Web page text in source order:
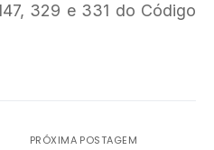
329 e 331 do Código
PRÓXIMA POSTAGEM